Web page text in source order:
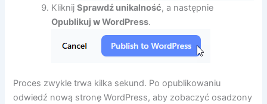
KliknijSprawdź unikalność, a następnie
Opublikuj w WordPress.
Proces zwykle trwa kilka sekund. Po opublikowaniu
odwiedź nową stronę WordPress, aby zobaczyć osadzony